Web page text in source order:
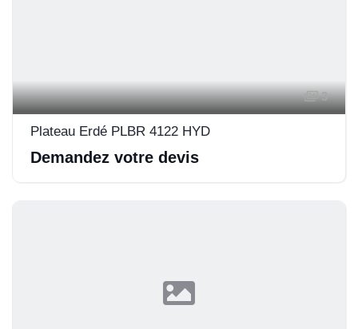
3
Plateau Erdé PLBR 4122 HYD
Demandez votre devis